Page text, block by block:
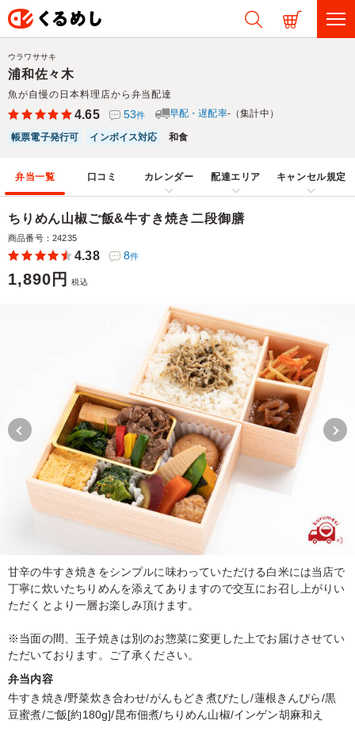
浦和佐々木
魚が自慢の日本料理店から弁当配達
ウラワササキ
4.65 53件 早配・遅配率-（集計中）
帳票電子発行可 インボイス対応 和食
弁当一覧 口コミ カレンダー 配達エリア キャンセル規定
ちりめん山椒ご飯&牛すき焼き二段御膳
商品番号：24235
4.38 8件
1,890円 税込
甘辛の牛すき焼きをシンプルに味わっていただける白米には当店で
丁寧に炊いたちりめんを添えてありますので交互にお召し上がりい
ただくとより一層お楽しみ頂けます。
※当面の間、玉子焼きは別のお惣菜に変更した上でお届けさせてい
ただいております。ご了承ください。
弁当内容
牛すき焼き/野菜炊き合わせ/がんもどき煮びたし/蓮根きんぴら/黒
豆蜜煮/ご飯[約180g]/昆布佃煮/ちりめん山椒/インゲン胡麻和え